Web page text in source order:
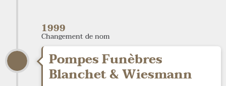
1999
Changement de nom
Pompes Funèbres
Blanchet & Wiesmann